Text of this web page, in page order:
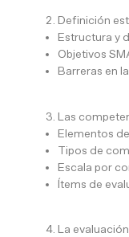
Definición
Estructura y
Objetivos
Barreras en
Las
Elementos
Tipos de
Escala por
Ítems de
La